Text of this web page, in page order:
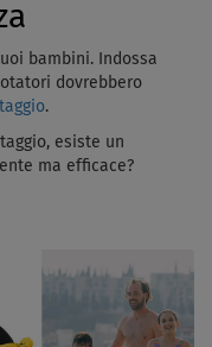
bambini. Indossa
dovrebbero
.
esiste un
ma efficace?